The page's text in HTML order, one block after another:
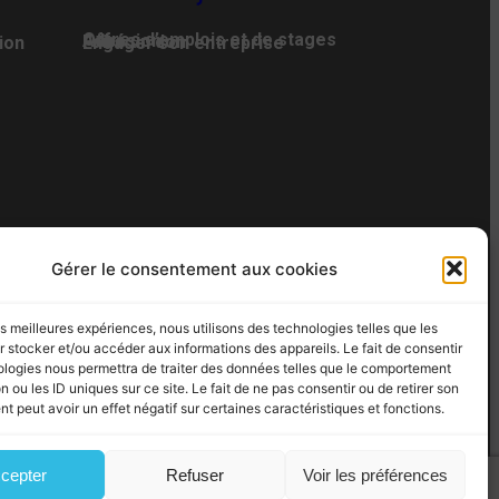
Gérer le consentement aux cookies
meilleures expériences, nous utilisons des technologies telles que les
stocker et/ou accéder aux informations des appareils. Le fait de consentir
nous permettra de traiter des données telles que le comportement
ou les ID uniques sur ce site. Le fait de ne pas consentir ou de retirer son
peut avoir un effet négatif sur certaines caractéristiques et fonctions.
Refuser Voir les préférences
Offres d’emplois et de stages
Adhésion
Faire un don
Engager son entreprise
Fax : 02 35 07 82 19